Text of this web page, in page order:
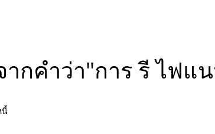
ากคำว่า"การ รี ไฟแ
นี้